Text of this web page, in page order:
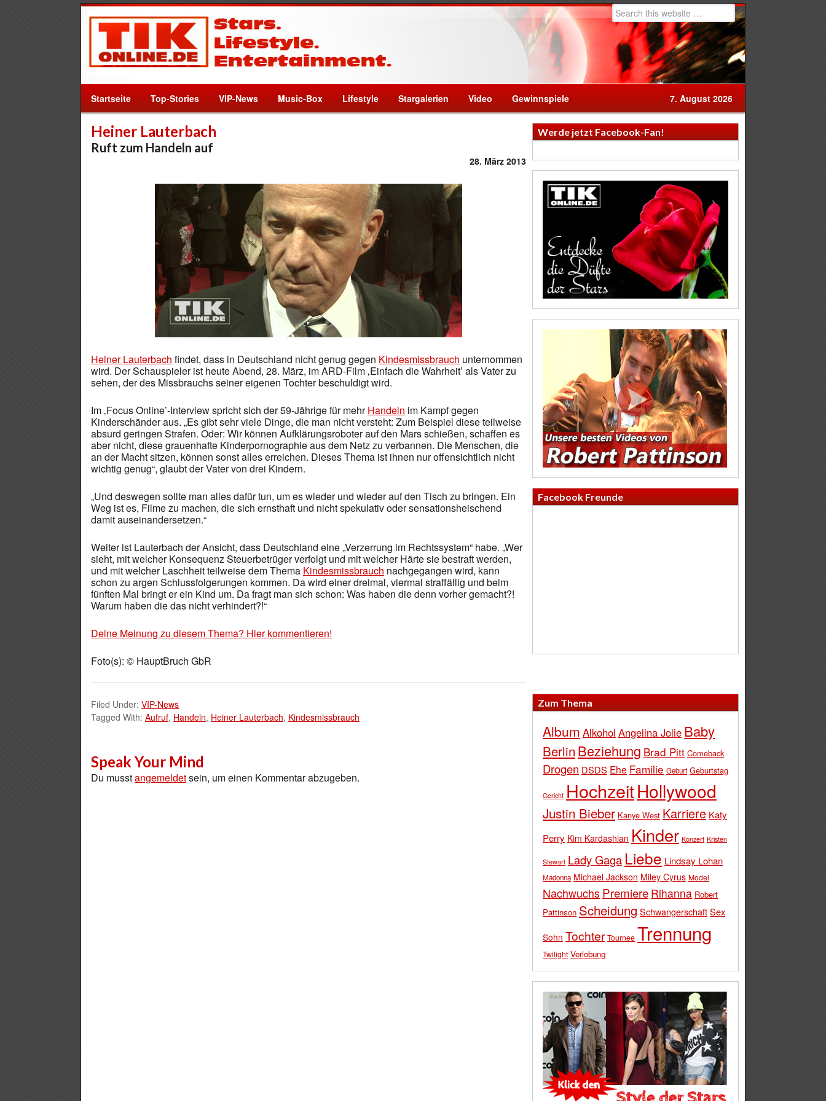
Startseite Top-Stories VIP-News Music-Box Lifestyle Stargalerien Video Gewinnspiele 7. August 2026
Heiner Lauterbach
Ruft zum Handeln auf
28. März 2013
Heiner Lauterbach findet, dass in Deutschland nicht genug gegen Kindesmissbrauch unternommen
wird. Der Schauspieler ist heute Abend, 28. März, im ARD-Film ‚Einfach die Wahrheit’ als Vater zu
sehen, der des Missbrauchs seiner eigenen Tochter beschuldigt wird.
Im ‚Focus Online’-Interview spricht sich der 59-Jährige für mehrHandeln im Kampf gegen
Kinderschänder aus. „Es gibt sehr viele Dinge, die man nicht versteht: Zum Beispiel diese teilweise
absurd geringen Strafen. Oder: Wir können Aufklärungsroboter auf den Mars schießen, schaffen es
aber nicht, diese grauenhafte Kinderpornographie aus dem Netz zu verbannen. Die Menschen, die
an der Macht sitzen, können sonst alles erreichen. Dieses Thema ist ihnen nur offensichtlich nicht
wichtig genug“, glaubt der Vater von drei Kindern.
„Und deswegen sollte man alles dafür tun, um es wieder und wieder auf den Tisch zu bringen. Ein
Weg ist es, Filme zu machen, die sich ernsthaft und nicht spekulativ oder sensationsheischend
damit auseinandersetzen.“
Weiter ist Lauterbach der Ansicht, dass Deutschland eine „Verzerrung im Rechtssystem“ habe. „Wer
sieht, mit welcher Konsequenz Steuerbetrüger verfolgt und mit welcher Härte sie bestraft werden,
und mit welcher Laschheit teilweise dem Thema Kindesmissbrauch nachgegangen wird, kann
schon zu argen Schlussfolgerungen kommen. Da wird einer dreimal, viermal straffällig und beim
fünften Mal bringt er ein Kind um. Da fragt man sich schon: Was haben die denn vorher gemacht?!
Warum haben die das nicht verhindert?!“
Deine Meinung zu diesem Thema? Hier kommentieren!
Foto(s): © HauptBruch GbR
Filed Under: VIP-News
Tagged With: Aufruf, Handeln, Heiner Lauterbach, Kindesmissbrauch
Speak Your Mind
Du musstangemeldetsein, um einen Kommentar abzugeben.
Werde jetzt Facebook-Fan!
Facebook Freunde
Zum Thema
Album Alkohol Angelina Jolie Baby
Berlin Beziehung Brad Pitt Comeback
Drogen DSDS Ehe Familie Geburt Geburtstag
Gericht HochzeitHollywood
Justin Bieber Kanye West Karriere Katy
Perry Kim Kardashian Kinder Konzert Kristen
Stewart Lady Gaga Liebe Lindsay Lohan
Madonna Michael Jackson Miley Cyrus Model
Nachwuchs Premiere Rihanna Robert
Pattinson Scheidung SchwangerschaftSex
Sohn Tochter Tournee Trennung
Twilight Verlobung